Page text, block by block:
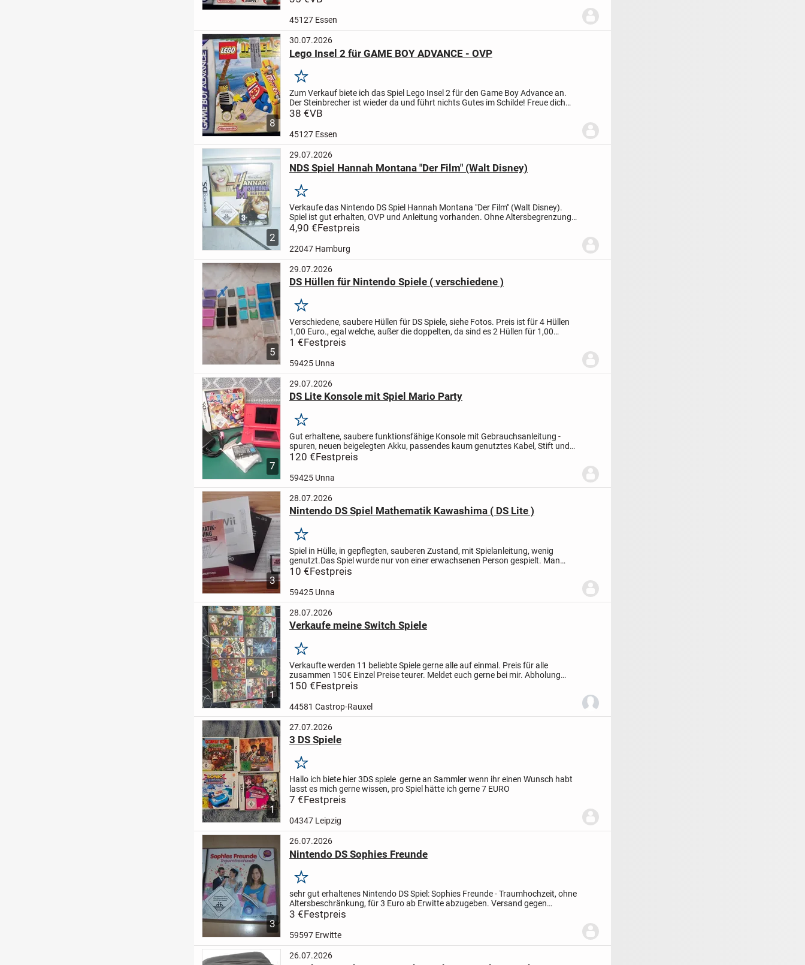
45127 Essen
8
30.07.2026
Lego Insel 2 für GAME BOY ADVANCE - OVP
Merken
Zum Verkauf biete ich das Spiel Lego Insel 2 für den Game Boy Advance an.
Der Steinbrecher ist wieder da und führt nichts Gutes im Schilde! Freue dich
auf wilde Rennen und Verfolgungsfahrten von...
38 €VB
45127 Essen
2
29.07.2026
NDS Spiel Hannah Montana "Der Film" (Walt Disney)
Merken
Verkaufe das Nintendo DS Spiel Hannah Montana "Der Film" (Walt Disney).
Spiel ist gut erhalten, OVP und Anleitung vorhanden. Ohne Altersbegrenzung!
Ein tolles Spiel für Mädchen.
4,90 €Festpreis
22047 Hamburg
5
29.07.2026
DS Hüllen für Nintendo Spiele ( verschiedene )
Merken
Verschiedene, saubere Hüllen für DS Spiele, siehe Fotos. Preis ist für 4 Hüllen
1,00 Euro., egal welche, außer die doppelten, da sind es 2 Hüllen für 1,00
Euro.Bei Interesse bitte Bild und Farbe (...
1 €Festpreis
59425 Unna
7
29.07.2026
DS Lite Konsole mit Spiel Mario Party
Merken
Gut erhaltene, saubere funktionsfähige Konsole mit Gebrauchsanleitung -
spuren, neuen beigelegten Akku, passendes kaum genutztes Kabel, Stift und
Mario - Spiel, siehe Fotos. Karton vom DS kann bei...
120 €Festpreis
59425 Unna
3
28.07.2026
Nintendo DS Spiel Mathematik Kawashima ( DS Lite )
Merken
Spiel in Hülle, in gepflegten, sauberen Zustand, mit Spielanleitung, wenig
genutzt.Das Spiel wurde nur von einer erwachsenen Person gespielt. Man
kann es auch für den DS Lite anwenden.
10 €Festpreis
59425 Unna
1
28.07.2026
Verkaufe meine Switch Spiele
Merken
Verkaufte werden 11 beliebte Spiele gerne alle auf einmal. Preis für alle
zusammen 150€ Einzel Preise teurer. Meldet euch gerne bei mir. Abholung
bevorzugt.
150 €Festpreis
44581 Castrop-Rauxel
1
27.07.2026
3 DS Spiele
Merken
Hallo ich biete hier 3DS spiele gerne an Sammler wenn ihr einen Wunsch habt
lasst es mich gerne wissen, pro Spiel hätte ich gerne 7 EURO
7 €Festpreis
04347 Leipzig
3
26.07.2026
Nintendo DS Sophies Freunde
Merken
sehr gut erhaltenes Nintendo DS Spiel: Sophies Freunde - Traumhochzeit, ohne
Altersbeschränkung, für 3 Euro ab Erwitte abzugeben. Versand gegen
Aufpreis möglich.
3 €Festpreis
59597 Erwitte
26.07.2026